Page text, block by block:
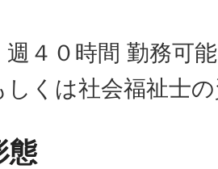
週４０時間 勤務可
しくは社会福祉士
態